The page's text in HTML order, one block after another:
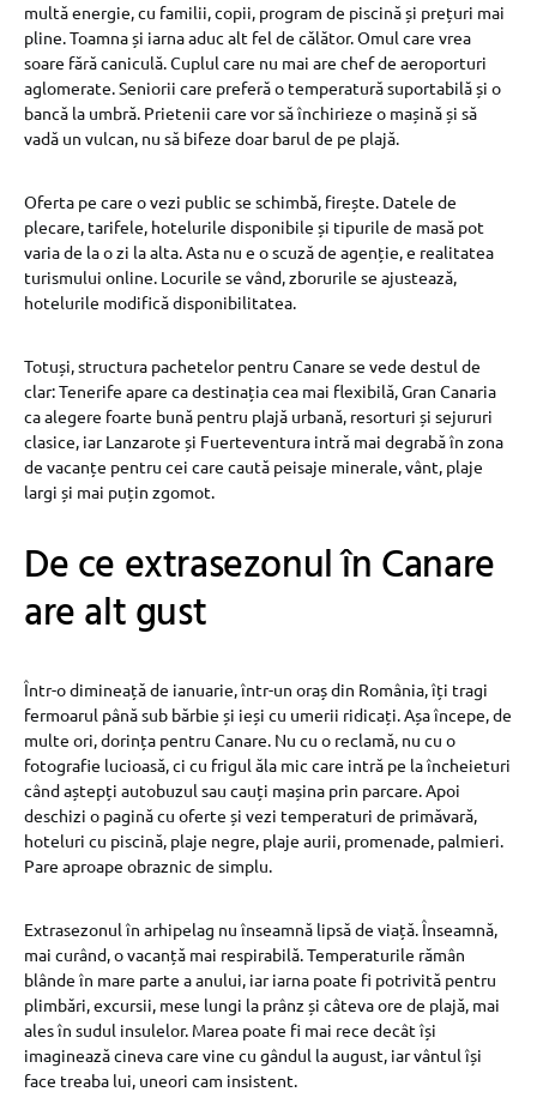
multă energie, cu familii, copii, program de piscină și prețuri mai
pline. Toamna și iarna aduc alt fel de călător. Omul care vrea
soare fără caniculă. Cuplul care nu mai are chef de aeroporturi
aglomerate. Seniorii care preferă o temperatură suportabilă și o
bancă la umbră. Prietenii care vor să închirieze o mașină și să
vadă un vulcan, nu să bifeze doar barul de pe plajă.
Oferta pe care o vezi public se schimbă, firește. Datele de
plecare, tarifele, hotelurile disponibile și tipurile de masă pot
varia de la o zi la alta. Asta nu e o scuză de agenție, e realitatea
turismului online. Locurile se vând, zborurile se ajustează,
hotelurile modifică disponibilitatea.
Totuși, structura pachetelor pentru Canare se vede destul de
clar: Tenerife apare ca destinația cea mai flexibilă, Gran Canaria
ca alegere foarte bună pentru plajă urbană, resorturi și sejururi
clasice, iar Lanzarote și Fuerteventura intră mai degrabă în zona
de vacanțe pentru cei care caută peisaje minerale, vânt, plaje
largi și mai puțin zgomot.
De ce extrasezonul în Canare
are alt gust
Într-o dimineață de ianuarie, într-un oraș din România, îți tragi
fermoarul până sub bărbie și ieși cu umerii ridicați. Așa începe, de
multe ori, dorința pentru Canare. Nu cu o reclamă, nu cu o
fotografie lucioasă, ci cu frigul ăla mic care intră pe la încheieturi
când aștepți autobuzul sau cauți mașina prin parcare. Apoi
deschizi o pagină cu oferte și vezi temperaturi de primăvară,
hoteluri cu piscină, plaje negre, plaje aurii, promenade, palmieri.
Pare aproape obraznic de simplu.
Extrasezonul în arhipelag nu înseamnă lipsă de viață. Înseamnă,
mai curând, o vacanță mai respirabilă. Temperaturile rămân
blânde în mare parte a anului, iar iarna poate fi potrivită pentru
plimbări, excursii, mese lungi la prânz și câteva ore de plajă, mai
ales în sudul insulelor. Marea poate fi mai rece decât își
imaginează cineva care vine cu gândul la august, iar vântul își
face treaba lui, uneori cam insistent.